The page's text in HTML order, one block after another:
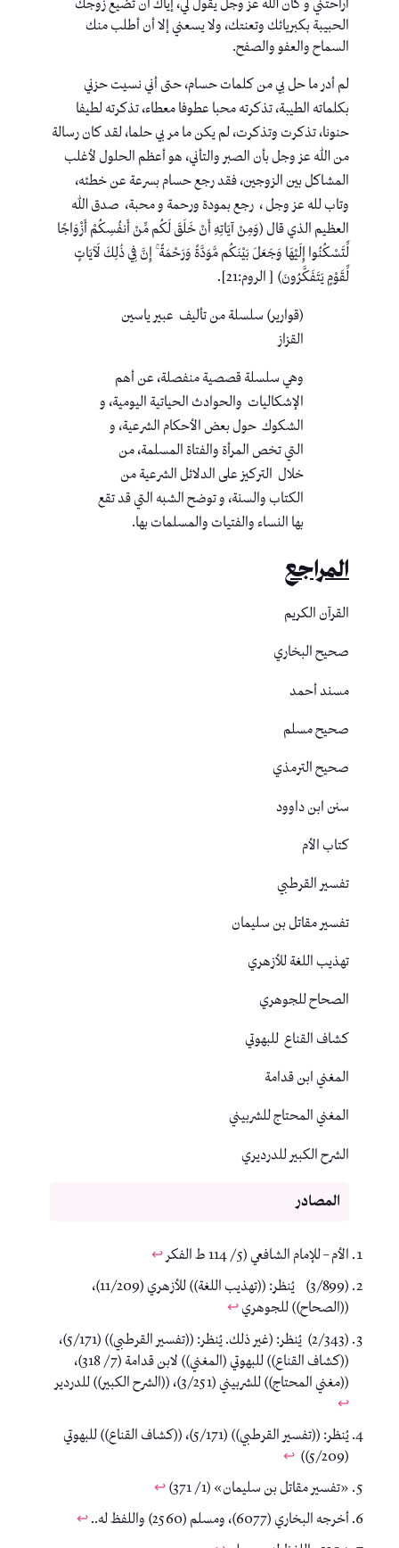
أراحتني و كأن الله عز وجل يقول لي، إياك أن تضيع زوجك
الحبيبة بكبريائك وتعنتك، ولا يسعني إلا أن أطلب منك
السماح والعفو والصفح.
لم أدر ما حل بي من كلمات حسام، حتى أني نسيت حزني
بكلماته الطيبة، تذكرته محبا عطوفا معطاء، تذكرته لطيفا
حنونا، تذكرت وتذكرت، لم يكن ما مر بي حلما، لقد كان رسالة
من الله عز وجل بأن الصبر والتأني، هو أعظم الحلول لأغلب
المشاكل بين الزوجين، فقد رجع حسام بسرعة عن خطئه،
وتاب لله عز وجل ، رجع بمودة ورحمة و محبة، صدق الله
العظيم الذي قال (وَمِنْ آيَاتِهِ أَنْ خَلَقَ لَكُم مِّنْ أَنفُسِكُمْ أَزْوَاجًا
لِّتَسْكُنُوا إِلَيْهَا وَجَعَلَ بَيْنَكُم مَّوَدَّةً وَرَحْمَةً ۚ إِنَّ فِي ذَٰلِكَ لَآيَاتٍ
لِّقَوْمٍ يَتَفَكَّرُونَ) [ الروم:21].
(قوارير) سلسلة من تأليف عبير ياسين
القزاز
وهي سلسلة قصصية منفصلة، عن أهم
الإشكاليات والحوادث الحياتية اليومية، و
الشكوك حول بعض الأحكام الشرعية، و
التي تخص المرأة والفتاة المسلمة، من
خلال التركيز على الدلائل الشرعية من
الكتاب والسنة، و توضح الشبه التي قد تقع
بها النساء والفتيات والمسلمات بها.
المراجع
القرآن الكريم
صحيح البخاري
مسند أحمد
صحيح مسلم
صحيح الترمذي
سنن ابن داوود
كتاب الأم
تفسير القرطبي
تفسير مقاتل بن سليمان
تهذيب اللغة للأزهري
الصحاح للجوهري
كشاف القناع للبهوتي
المغني ابن قدامة
المغني المحتاج للشربيني
الشرح الكبير للدرديري
الأم – للإمام الشافعي (5/ 114 ط الفكر ↩︎
(3/899) يُنظر: ((تهذيب اللغة)) للأزهري (11/209)،
((الصحاح)) للجوهري↩︎
(2/343) يُنظر: (غير ذلك. يُنظر: ((تفسير القرطبي)) (5/171)،
((كشاف القناع)) للبهوتي (المغني)) لابن قدامة (7/ 318)،
((مغني المحتاج)) للشربيني (3/251)، ((الشرح الكبير)) للدردير
↩︎
يُنظر: ((تفسير القرطبي)) (5/171)، ((كشاف القناع)) للبهوتي
(5/209))
↩︎
«تفسير مقاتل بن سليمان» (1/ 371) ↩︎
أخرجه البخاري (6077)، ومسلم (2560) واللفظ له.. ↩︎